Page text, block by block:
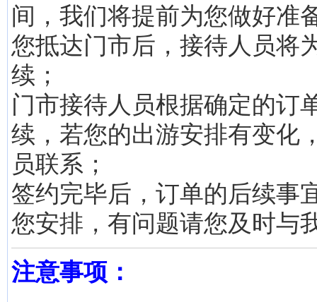
间，我们将提前为您做好准
您抵达门市后，接待人员将
续；
门市接待人员根据确定的订
续，若您的出游安排有变化
员联系；
签约完毕后，订单的后续事
您安排，有问题请您及时与
注意事项：